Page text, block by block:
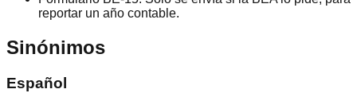
reportar un año contable.
Sinónimos
Español